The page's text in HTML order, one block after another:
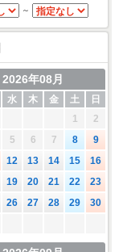
～
2026年08月
水 木 金 土
日
1
2
5 6 7 8
9
12 13 14 15
16
19 20 21 22
23
26 27 28 29
30